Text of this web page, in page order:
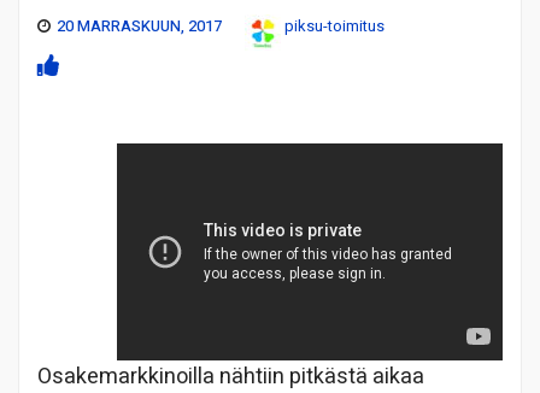
20 MARRASKUUN, 2017 piksu-toimitus
Osakemarkkinoilla nähtiin pitkästä aikaa